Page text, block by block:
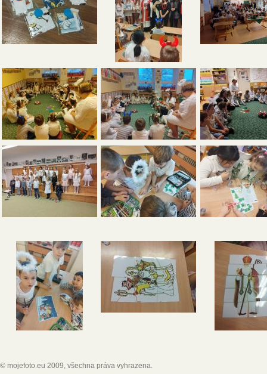
© mojefoto.eu 2009, všechna práva vyhrazena.